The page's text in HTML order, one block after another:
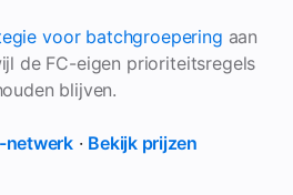
voor batchgroepering aan
de FC-eigen prioriteitsregels
blijven.
netwerk · Bekijk prijzen